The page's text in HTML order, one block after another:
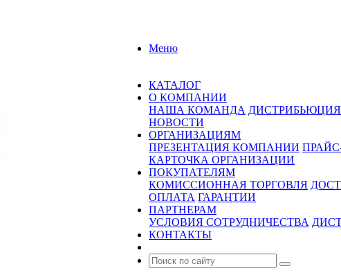
Меню
КАТАЛОГ
О КОМПАНИИ
НАША КОМАНДА ДИСТРИБЬЮЦИЯ
НОВОСТИ
ОРГАНИЗАЦИЯМ
ПРЕЗЕНТАЦИЯ КОМПАНИИ
КАРТОЧКА ОРГАНИЗАЦИИ
ПОКУПАТЕЛЯМ
КОМИССИОННАЯ ТОРГОВЛЯ
ОПЛАТА ГАРАНТИИ
ПАРТНЕРАМ
УСЛОВИЯ СОТРУДНИЧЕСТВА
КОНТАКТЫ